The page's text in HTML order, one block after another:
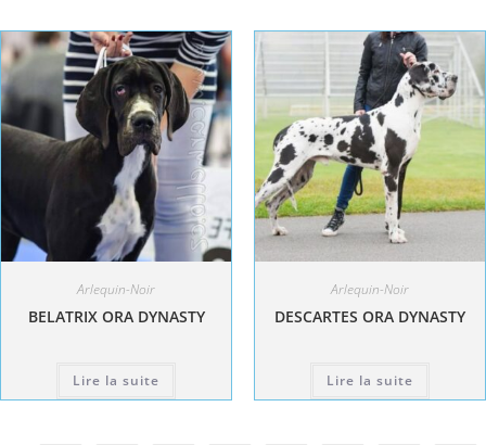
Arlequin-Noir
BELATRIX ORA DYNASTY
Lire la suite
Arlequin-Noir
DESCARTES ORA DYNASTY
Lire la suite